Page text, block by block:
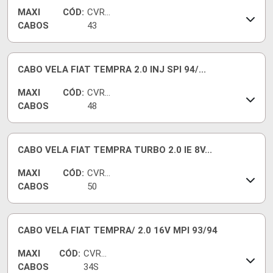
MAXI
CABOS
CÓD: CVRT
43
CABO VELA FIAT TEMPRA 2.0 INJ SPI 94/...
MAXI
CABOS
CÓD: CVRT
48
CABO VELA FIAT TEMPRA TURBO 2.0 IE 8V...
MAXI
CABOS
CÓD: CVRT
50
CABO VELA FIAT TEMPRA/ 2.0 16V MPI 93/94
MAXI
CABOS
CÓD: CVR73
34S